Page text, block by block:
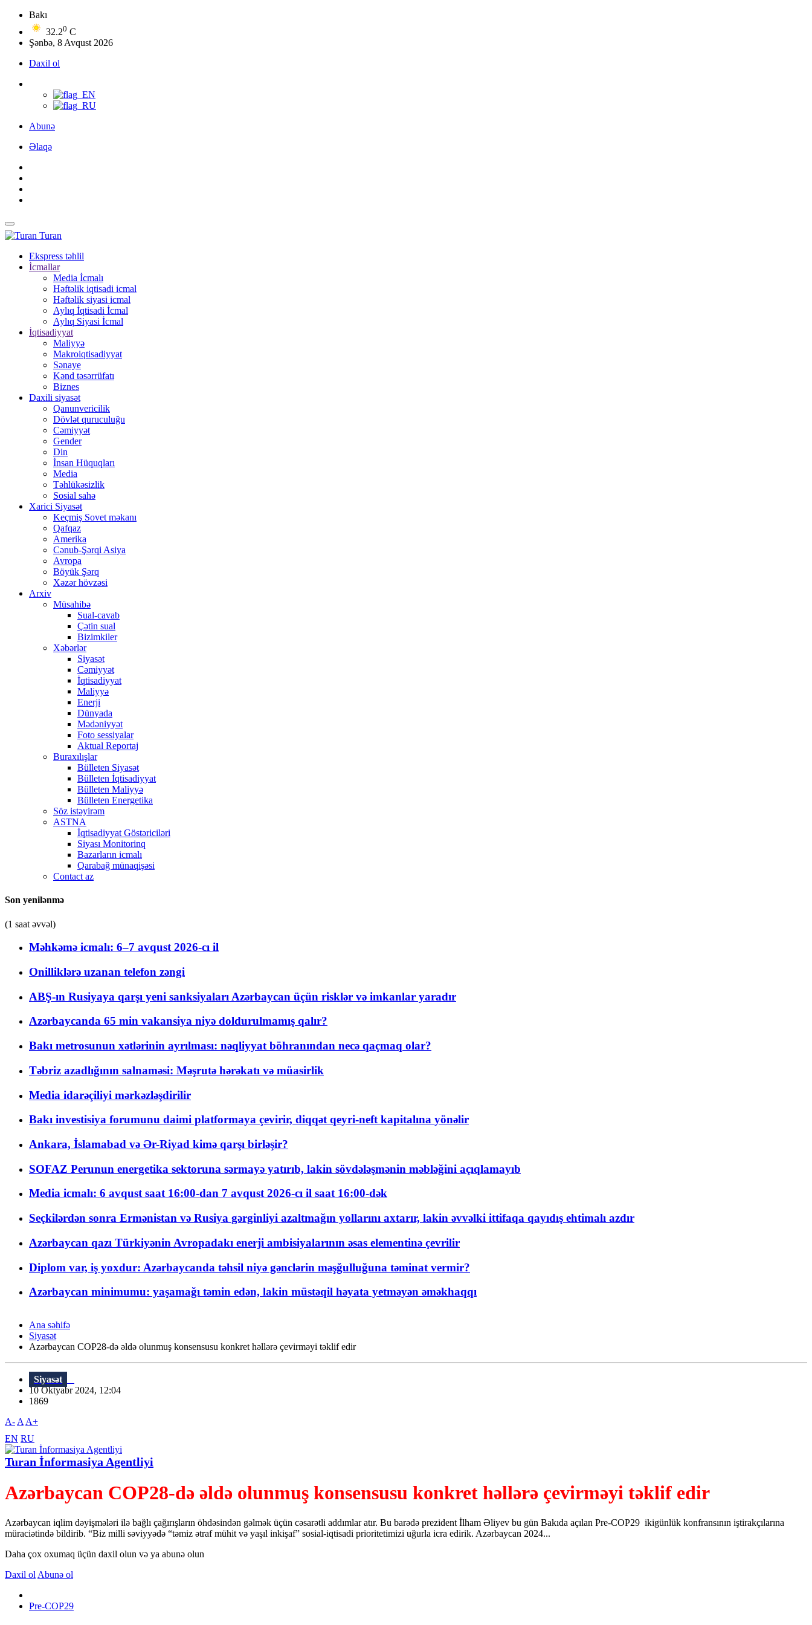
Bakı
32.20 C
Şənbə, 8 Avqust 2026
Daxil ol
Abunə
Əlaqə
Turan
Ekspress təhlil
İcmallar
Media İcmalı
Həftəlik iqtisadi icmal
Həftəlik siyasi icmal
Aylıq İqtisadi İcmal
Aylıq Siyasi İcmal
İqtisadiyyat
Maliyyə
Makroiqtisadiyyat
Sənaye
Kənd təsərrüfatı
Biznes
Daxili siyasət
Qanunvericilik
Dövlət quruculuğu
Cəmiyyət
Gender
Din
İnsan Hüquqları
Media
Təhlükəsizlik
Sosial sahə
Xarici Siyasət
Keçmiş Sovet məkanı
Qafqaz
Amerika
Cənub-Şərqi Asiya
Avropa
Böyük Şərq
Xəzər hövzəsi
Arxiv
Müsahibə
Sual-cavab
Çətin sual
Bizimkiler
Xəbərlər
Siyasət
Cəmiyyət
İqtisadiyyat
Maliyyə
Enerji
Dünyada
Mədəniyyət
Foto sessiyalar
Aktual Reportaj
Buraxılışlar
Bülleten Siyasət
Bülleten İqtisadiyyat
Bülleten Maliyyə
Bülleten Energetika
Söz istəyirəm
ASTNA
İqtisadiyyat Göstəriciləri
Siyası Monitorinq
Bazarların icmalı
Qarabağ münaqişəsi
Contact az
Son yenilənmə
(1 saat əvvəl)
Məhkəmə icmalı: 6–7 avqust 2026-cı il
Onilliklərə uzanan telefon zəngi
ABŞ-ın Rusiyaya qarşı yeni sanksiyaları Azərbaycan üçün risklər və imkanlar yaradır
Azərbaycanda 65 min vakansiya niyə doldurulmamış qalır?
Bakı metrosunun xətlərinin ayrılması: nəqliyyat böhranından necə qaçmaq olar?
Təbriz azadlığının salnaməsi: Məşrutə hərəkatı və müasirlik
Media idarəçiliyi mərkəzləşdirilir
Bakı investisiya forumunu daimi platformaya çevirir, diqqət qeyri-neft kapitalına yönəlir
Ankara, İslamabad və Ər-Riyad kimə qarşı birləşir?
SOFAZ Perunun energetika sektoruna sərmayə yatırıb, lakin sövdələşmənin məbləğini açıqlamayıb
Media icmalı: 6 avqust saat 16:00-dan 7 avqust 2026-cı il saat 16:00-dək
Seçkilərdən sonra Ermənistan və Rusiya gərginliyi azaltmağın yollarını axtarır, lakin əvvəlki ittifaqa qayıdış ehtimalı azdır
Azərbaycan qazı Türkiyənin Avropadakı enerji ambisiyalarının əsas elementinə çevrilir
Diplom var, iş yoxdur: Azərbaycanda təhsil niyə gənclərin məşğulluğuna təminat vermir?
Azərbaycan minimumu: yaşamağı təmin edən, lakin müstəqil həyata yetməyən əməkhaqqı
Ana səhifə
Siyasət
Azərbaycan COP28-də əldə olunmuş konsensusu konkret həllərə çevirməyi təklif edir
Siyasət
10 Oktyabr 2024, 12:04
1869
A- A A+
EN RU
Turan İnformasiya Agentliyi
Azərbaycan COP28-də əldə olunmuş konsensusu konkret həllərə çevirməyi təklif edir
Azərbaycan iqlim dəyişmələri ilə bağlı çağırışların öhdəsindən gəlmək üçün cəsarətli addımlar atır. Bu barədə prezident İlham Əliyev bu gün Bakıda açılan Pre-COP29 ikigünlük konfransının iştirakçılarına
müraciətində bildirib. “Biz milli səviyyədə “təmiz ətraf mühit və yaşıl inkişaf” sosial-iqtisadi prioritetimizi uğurla icra edirik. Azərbaycan 2024...
Daha çox oxumaq üçün daxil olun və ya abunə olun
Daxil ol Abunə ol
Pre-COP29